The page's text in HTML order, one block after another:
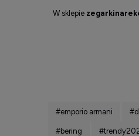
W sklepie
#emporio armani
#bering